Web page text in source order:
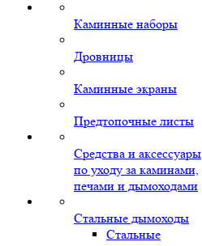
Каминные наборы
Дровницы
Каминные экраны
Предтопочные листы
Средства и аксессуары
по уходу за каминами,
печами и дымоходами
Стальные дымоходы
Стальные